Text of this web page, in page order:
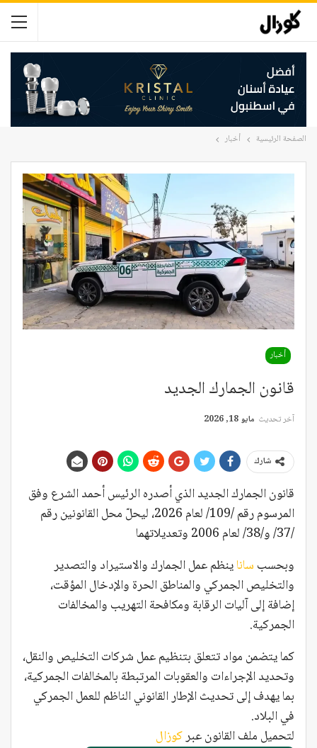
الصفحة الرئيسية أخبار
أخبار
قانون الجمارك الجديد
آخر تحديث مايو 18, 2026
شارك
قانون الجمارك الجديد الذي أصدره الرئيس أحمد الشرع وفق
المرسوم رقم /109/ لعام 2026، ليحلّ محل القانونين رقم
/37/ و/38/ لعام 2006 وتعديلاتهما
وبحسب ساناينظم عمل الجمارك والاستيراد والتصدير
والتخليص الجمركي والمناطق الحرة والإدخال المؤقت،
إضافة إلى آليات الرقابة ومكافحة التهريب والمخالفات
الجمركية.
كما يتضمن مواد تتعلق بتنظيم عمل شركات التخليص والنقل،
وتحديد الإجراءات والعقوبات المرتبطة بالمخالفات الجمركية،
بما يهدف إلى تحديث الإطار القانوني الناظم للعمل الجمركي
في البلاد.
لتحميل ملف القانون عبركوزال